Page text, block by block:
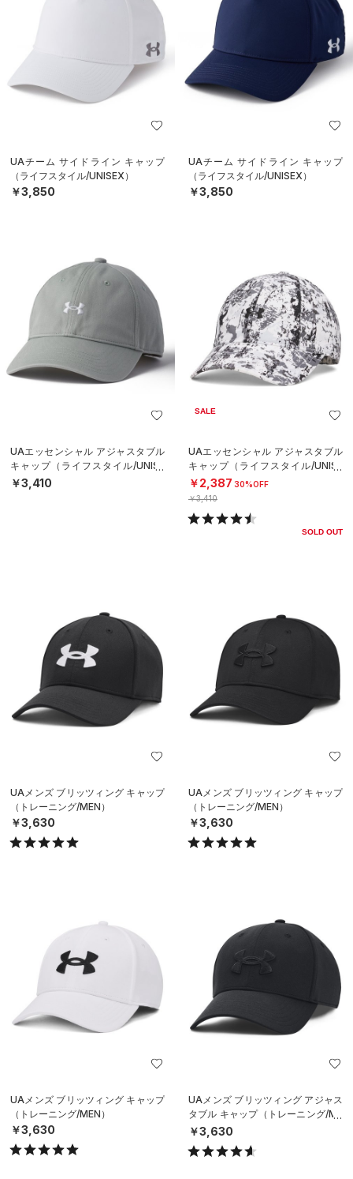
UAチーム サイドライン キャップ
（ライフスタイル/UNISEX）
￥3,850
UAチーム サイドライン キャップ
（ライフスタイル/UNISEX）
￥3,850
UAエッセンシャル アジャスタブル
キャップ（ライフスタイル/UNISE
X）
￥3,410
SALE
UAエッセンシャル アジャスタブル
キャップ（ライフスタイル/UNISE
X）
￥2,387 30%OFF
￥3,410
SOLD OUT
UAメンズ ブリッツィング キャップ
（トレーニング/MEN）
￥3,630
UAメンズ ブリッツィング キャップ
（トレーニング/MEN）
￥3,630
UAメンズ ブリッツィング キャップ
（トレーニング/MEN）
￥3,630
UAメンズ ブリッツィング アジャス
タブル キャップ（トレーニング/ME
N）
￥3,630